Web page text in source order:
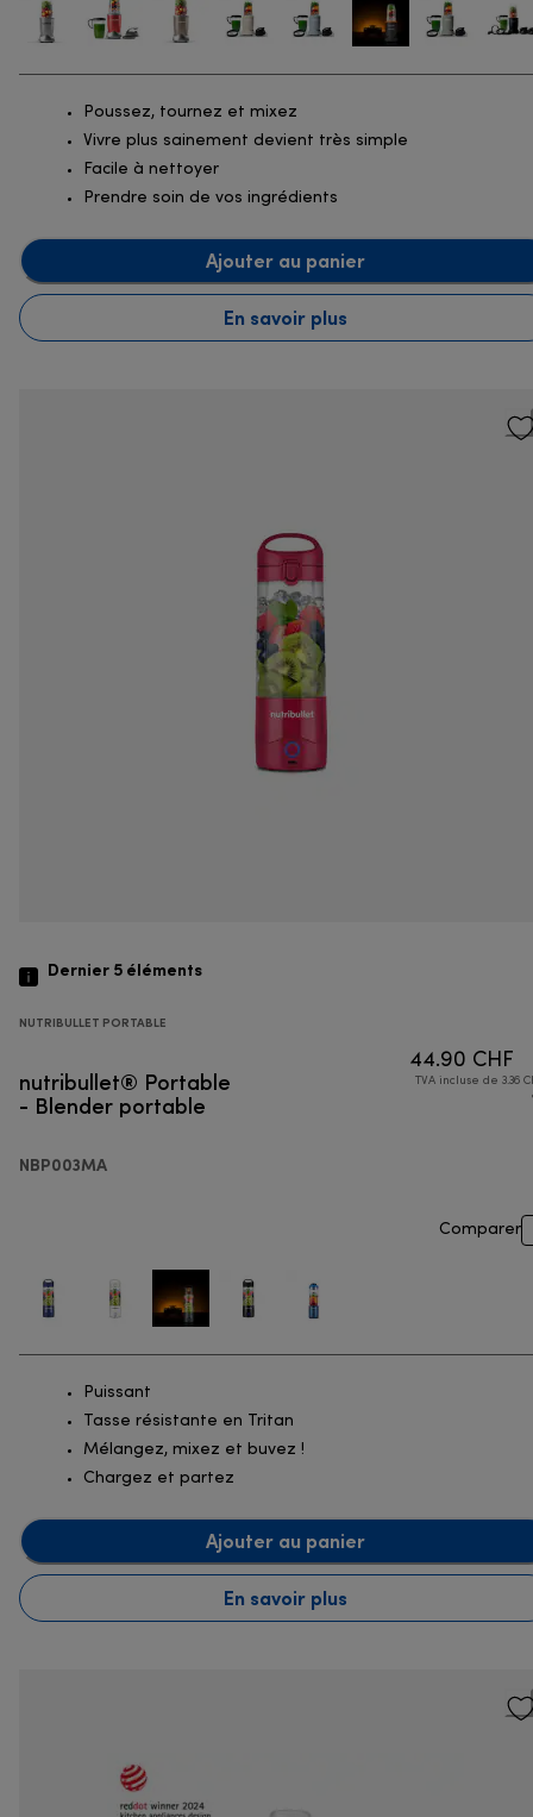
Poussez, tournez et mixez
Vivre plus sainement devient très simple
Facile à nettoyer
Prendre soin de vos ingrédients
Ajouter au panier
En savoir plus
Dernier 5 éléments
NUTRIBULLET PORTABLE
nutribullet® Portable
- Blender portable
NBP003MA
44.90 CHF
TVA incluse de 3.36
Comparer
Puissant
Tasse résistante en Tritan
Mélangez, mixez et buvez !
Chargez et partez
Ajouter au panier
En savoir plus